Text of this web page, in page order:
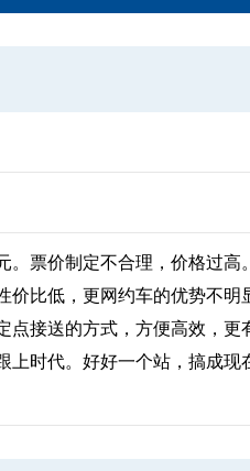
。票价制定不合理，价格过高
比低，更网约车的优势不明
接送的方式，方便高效，更
上时代。好好一个站，搞成现